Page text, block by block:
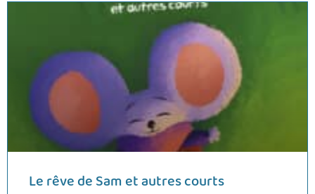
Le rêve de Sam et autres courts